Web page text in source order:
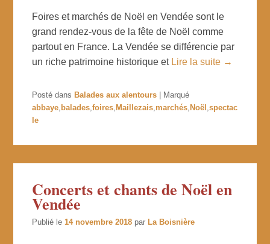
Foires et marchés de Noël en Vendée sont le
grand rendez-vous de la fête de Noël comme
partout en France. La Vendée se différencie par
un riche patrimoine historique et Lire la suite →
Posté dans Balades aux alentours
Marqué
abbaye, balades,foires, Maillezais,marchés, Noël ,spectac
le
Concerts et chants de Noël en
Vendée
Publié le 14 novembre 2018 par La Boisnière